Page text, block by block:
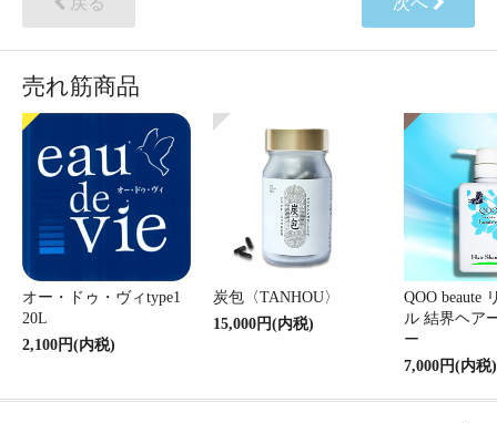
売れ筋商品
オー・ドゥ・ヴィtype1
20L
2,100円(内税)
炭包〈TANHOU〉
15,000円(内税)
QOO beaute
ル 結界ヘア
ー
7,000円(内税)